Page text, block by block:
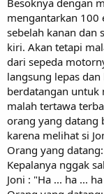
mengantarkan 100
sebelah kanan dan
kiri. Akan tetapi
dari sepeda
langsung lepas
berdatangan untuk
malah tertawa
orang yang datang
karena melihat si
Orang yang
Kepalanya nggak
Joni : "Ha ... ha ...